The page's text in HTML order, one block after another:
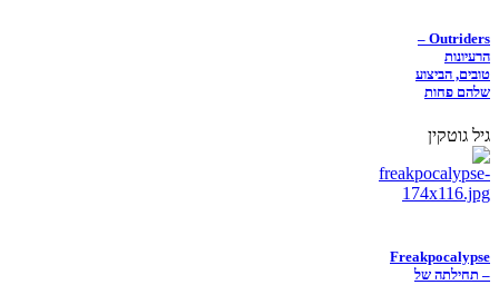
Outriders –
הרעיונות
טובים, הביצוע
שלהם פחות
גיל גוטקין
Freakpocalypse
– תחילתה של